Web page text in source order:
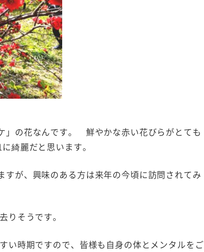
の花なんです。 鮮やかな赤い花びらがとても
綺麗だと思います。
が、興味のある方は来年の今頃に訪問されてみ
りそうです。
い時期ですので、皆様も自身の体とメンタルをご